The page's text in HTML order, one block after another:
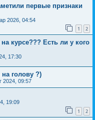
первые признаки
2026, 04:54
1 2
курсе??? Есть ли у кого
17:30
на голову ?)
2024, 09:57
19:09
1 2